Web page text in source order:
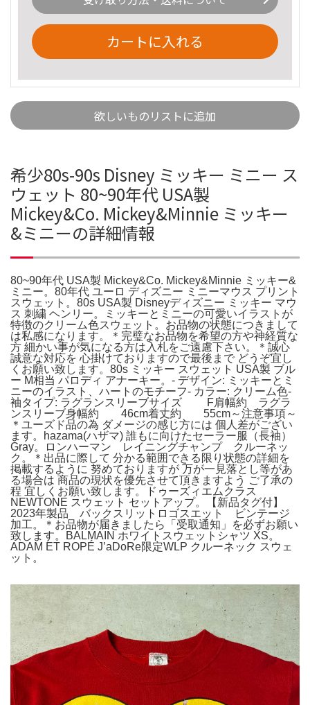
カートに入れる
欲しいものリストに追加
希少80s-90s Disney ミッキー ミニー ス
ウェット 80~90年代 USA製
Mickey&Co. Mickey&Minnie ミッキー
&ミニーの詳細情報
80~90年代 USA製 Mickey&Co. Mickey&Minnie ミッキー&
ミニー。80年代 ユーロ ディズニー ミニーマウス プリント
スウェット。80s USA製 Disneyディズニー ミッキー マウ
ス 刺繍 ヘンリー。ミッキーとミニーの可愛いイラストが
特徴のクリーム色スウェット。お品物の状態につきまして
は私感になります。＊完璧なお品物を希望の方や神経質な
方 細かい事が気になる方は入札をご遠慮下さい。＊誠心
誠意な対応を 心掛けておりますので最後まで どうぞ宜し
くお願い致します。80s ミッキー スウェット USA製 ブル
ー M相当 パロディ アナーキー。- デザイン: ミッキーとミ
ニーのイラスト、ハートのモチーフ- カラー: クリーム色-
袖タイプ: ラグランスリーブサイズ F肩幅約 ラグラ
ンスリーブ身幅約 46cm着丈約 55cm～注意事項～
＊ユーズド品の為 ダメージの感じ方には 個人差がござい
ます。hazama(ハザマ) 誰もに向けたセーラー服（長袖）
Gray。ロンハーマン レイニングチャンプ クルーネッ
ク。＊出品に際して 分かる範囲できる限り状態の詳細を
掲載するように 努めておりますが 万が一見落とし等があ
る場合は 商品の現状を優先させて頂きますよう ご了承の
程 宜しくお願い致します。ドゥーズィエムクラス
NEWTONE スウェット セットアップ。【新品タグ付】
2023年製品 バックスリットロゴスエット ビンテージ
加工。＊お品物が届きましたら「受取通知」を必ずお願い
致します。BALMAIN ホワイトスウェットシャツ XS。
ADAM ET ROPÉ J’aDoRe限定WLP クルーネック スウェ
ット。